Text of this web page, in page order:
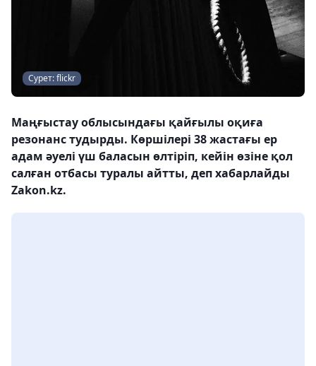
Сурет: flickr
Маңғыстау облысындағы қайғылы оқиға
резонанс тудырды. Көршілері 38 жастағы ер
адам әуелі үш баласын өлтіріп, кейін өзіне қол
салған отбасы туралы айтты, деп хабарлайды
Zakon.kz.